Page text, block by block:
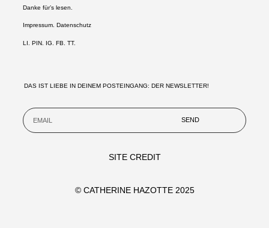
Danke für’s lesen.
Impressum. Datenschutz
LI PIN. IG FB. TT.
DAS IST LIEBE IN DEINEM POSTEINGANG: DER NEWSLETTER!
SEND
SITE CREDIT
© CATHERINE HAZOTTE 2025